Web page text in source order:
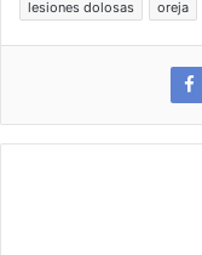
lesiones dolosas
oreja